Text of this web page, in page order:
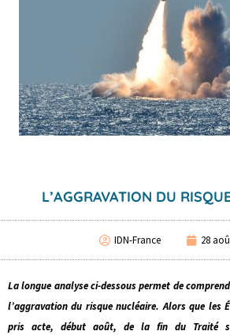
L’AGGRAVATION DU
IDN-France 28
La longue analyse ci-dessous permet de
l’aggravation du risque nucléaire. Alors que les
pris acte, début août, de la fin du Traité